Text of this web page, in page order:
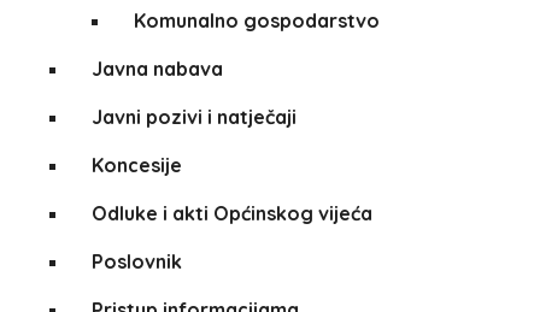
Komunalno gospodarstvo
Javna nabava
Javni pozivi i natječaji
Koncesije
Odluke i akti Općinskog vijeća
Poslovnik